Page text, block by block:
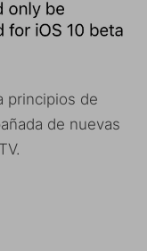
principios de
de nuevas